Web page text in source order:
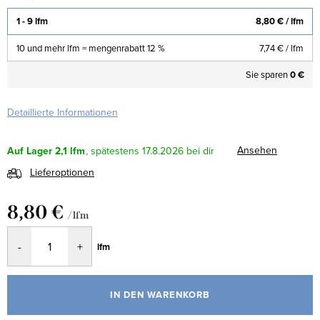
1 - 9 lfm 8,80 €/ lfm
10 und mehr lfm = mengenrabatt 12 % 7,74 €/ lfm
Sie sparen0 €
Detaillierte Informationen
Auf Lager2,1 lfm 17.8.2026
Ansehen
Lieferoptionen
8,80 € / lfm
lfm
IN DEN WARENKORB